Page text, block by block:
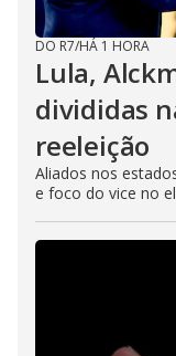
DO R7/HÁ 1 HORA
Lula,
divididas
reeleição
Aliados nos
e foco do vice no